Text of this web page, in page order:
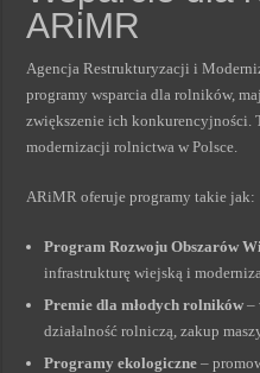
ARiMR
Agencja Restrukturyzacji i
programy wsparcia dla rolników,
zwiększenie ich konkurencyjności.
modernizacji rolnictwa w Polsce.
ARiMR oferuje programy takie jak:
Program Rozwoju Obszarów
infrastrukturę wiejską i
Premie dla młodych rolników –
działalność rolniczą, zakup
Programy ekologiczne –